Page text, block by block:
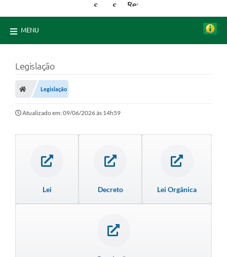
MENU
Legislação
Legislação
Atualizado em: 09/06/2026 às 14h59
Lei Decreto Lei Orgânica